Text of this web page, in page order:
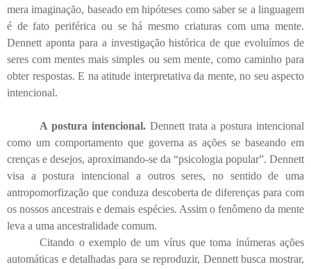
mera imaginação, baseado em hipóteses como saber se a linguagem
é de fato periférica ou se há mesmo criaturas com uma mente.
Dennett aponta para a investigação histórica de que evoluímos de
seres com mentes mais simples ou sem mente, como caminho para
obter respostas. E na atitude interpretativa da mente, no seu aspecto
intencional.
A postura intencional.Dennett trata a postura intencional
como um comportamento que governa as ações se baseando em
crenças e desejos, aproximando-se da “psicologia popular”. Dennett
visa a postura intencional a outros seres, no sentido de uma
antropomorfização que conduza descoberta de diferenças para com
os nossos ancestrais e demais espécies. Assim o fenômeno da mente
leva a uma ancestralidade comum.
Citando o exemplo de um vírus que toma inúmeras ações
automáticas e detalhadas para se reproduzir, Dennett busca mostrar,